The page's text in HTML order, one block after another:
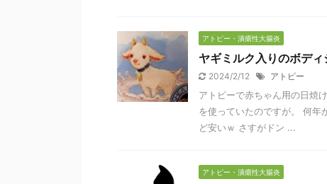
アトピー・潰瘍性大腸炎
ヤギミルク入りのボデ
2024/2/12 アトピー
アトピーで赤ちゃん用の日焼
を使っていたのですが。 何年
ど安いｗ さすがドン ...
アトピー・潰瘍性大腸炎